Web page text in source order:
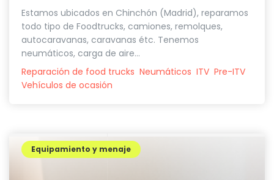
Estamos ubicados en Chinchón (Madrid), reparamos
todo tipo de Foodtrucks, camiones, remolques,
autocaravanas, caravanas étc. Tenemos
neumáticos, carga de aire...
Reparación de food trucks Neumáticos ITV Pre-ITV
Vehículos de ocasión
Equipamiento y menaje